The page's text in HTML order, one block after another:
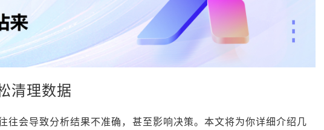
清理数据
往会导致分析结果不准确，甚至影响决策。本文将为你详细介绍几